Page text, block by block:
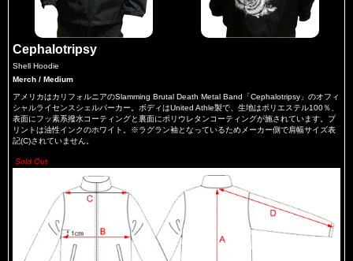
Cephalotripsy
Shell Hoodie
Merch / Medium
アメリカはカリフォルニアのSlamming Brutal Death Metal Band「Cephalotripsy」のオフィ
シャルライセンスシェルパーカー。ボディはUnited Athle製で、生地はポリエステル100％、
表面にフッ素系撥水コーティングと裏面にポリウレタンコーティングが施されています。プ
リントは油性インクのホワイト。※ラグラン袖となっているためメーカー側で肩幅サイズ表
記(C)されていません。
Sold Out